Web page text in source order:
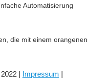
Automatisierung
| Impressum |